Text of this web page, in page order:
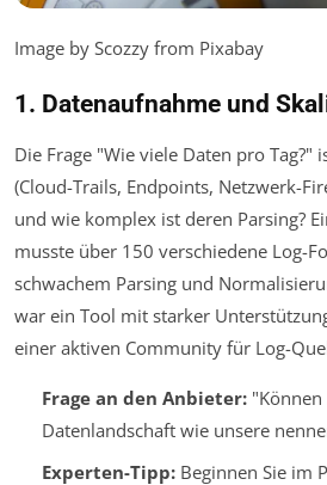
Image by Scozzy from Pixabay
1. Datenaufnahme und
Die Frage "Wie viele Daten pro
(Cloud-Trails, Endpoints, Netzwerk-
und wie komplex ist deren Parsing?
musste über 150 verschiedene Log-
schwachem Parsing und
war ein Tool mit starker
einer aktiven Community für Log-
Frage an den Anbieter:"Können
Datenlandschaft wie unsere
Experten-Tipp:Beginnen Sie im